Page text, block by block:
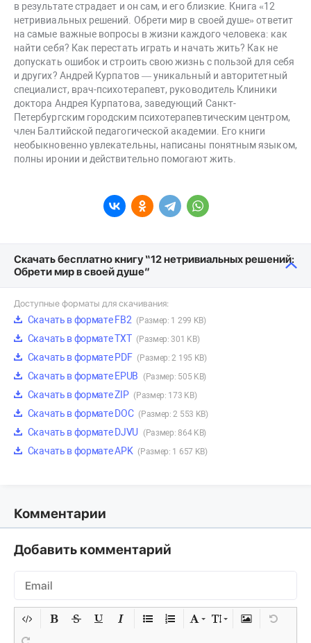
в результате страдает и он сам, и его близкие. Книга «12
нетривиальных решений. Обрети мир в своей душе» ответит
на самые важные вопросы в жизни каждого человека: как
найти себя? Как перестать играть и начать жить? Как не
допускать ошибок и строить свою жизнь с пользой для себя
и других? Андрей Курпатов — уникальный и авторитетный
специалист, врач-психотерапевт, руководитель Клиники
доктора Андрея Курпатова, заведующий Санкт-
Петербургским городским психотерапевтическим центром,
член Балтийской педагогической академии. Его книги
необыкновенно увлекательны, написаны понятным языком,
полны иронии и действительно помогают жить.
Скачать бесплатно книгу “12 нетривиальных решений:
Обрети мир в своей душе”
Доступные форматы для скачивания:
Скачать в формате FB2 (Размер: 1 299 KB)
Скачать в формате TXT (Размер: 301 KB)
Скачать в формате PDF (Размер: 2 195 KB)
Скачать в формате EPUB (Размер: 505 KB)
Скачать в формате ZIP (Размер: 173 KB)
Скачать в формате DOC (Размер: 2 553 KB)
Скачать в формате DJVU (Размер: 864 KB)
Скачать в формате APK (Размер: 1 657 KB)
Комментарии
Добавить комментарий